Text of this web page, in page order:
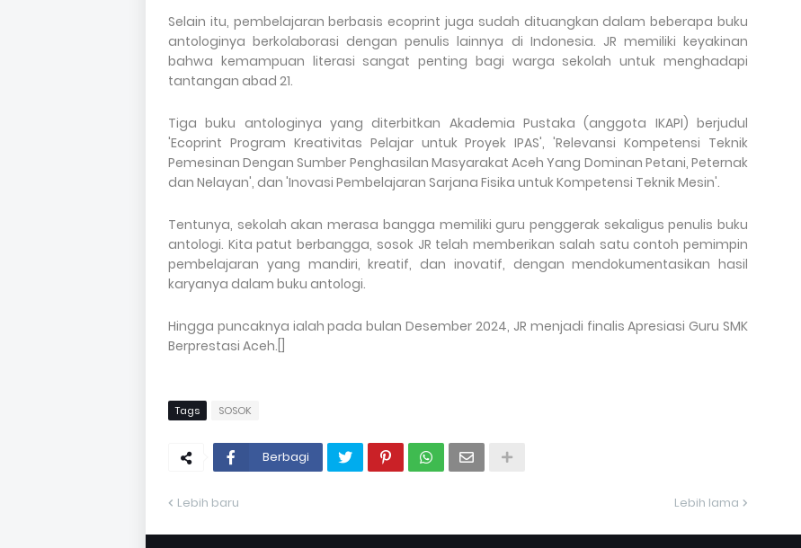
Selain itu, pembelajaran berbasis ecoprint juga sudah dituangkan dalam beberapa buku
antologinya berkolaborasi dengan penulis lainnya di Indonesia. JR memiliki keyakinan
bahwa kemampuan literasi sangat penting bagi warga sekolah untuk menghadapi
tantangan abad 21.
Tiga buku antologinya yang diterbitkan Akademia Pustaka (anggota IKAPI) berjudul
'Ecoprint Program Kreativitas Pelajar untuk Proyek IPAS', 'Relevansi Kompetensi Teknik
Pemesinan Dengan Sumber Penghasilan Masyarakat Aceh Yang Dominan Petani, Peternak
dan Nelayan', dan 'Inovasi Pembelajaran Sarjana Fisika untuk Kompetensi Teknik Mesin'.
Tentunya, sekolah akan merasa bangga memiliki guru penggerak sekaligus penulis buku
antologi. Kita patut berbangga, sosok JR telah memberikan salah satu contoh pemimpin
pembelajaran yang mandiri, kreatif, dan inovatif, dengan mendokumentasikan hasil
karyanya dalam buku antologi.
Hingga puncaknya ialah pada bulan Desember 2024, JR menjadi finalis Apresiasi Guru SMK
Berprestasi Aceh.[]
Tags SOSOK
Berbagi
Lebih baru Lebih lama